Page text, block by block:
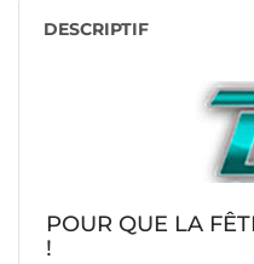
DESCRIPTIF
POUR QUE LA
!